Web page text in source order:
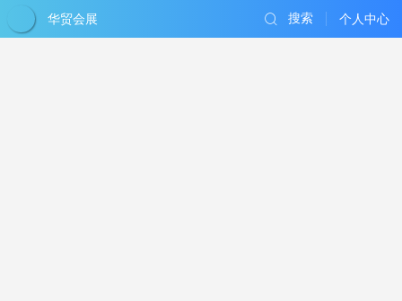
华贸会展 个人中心
搜索